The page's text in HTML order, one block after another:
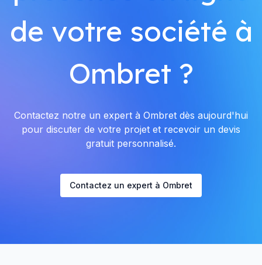
de votre société à
Ombret ?
Contactez notre un expert à Ombret dès aujourd'hui
pour discuter de votre projet et recevoir un devis
gratuit personnalisé.
Contactez un expert à Ombret